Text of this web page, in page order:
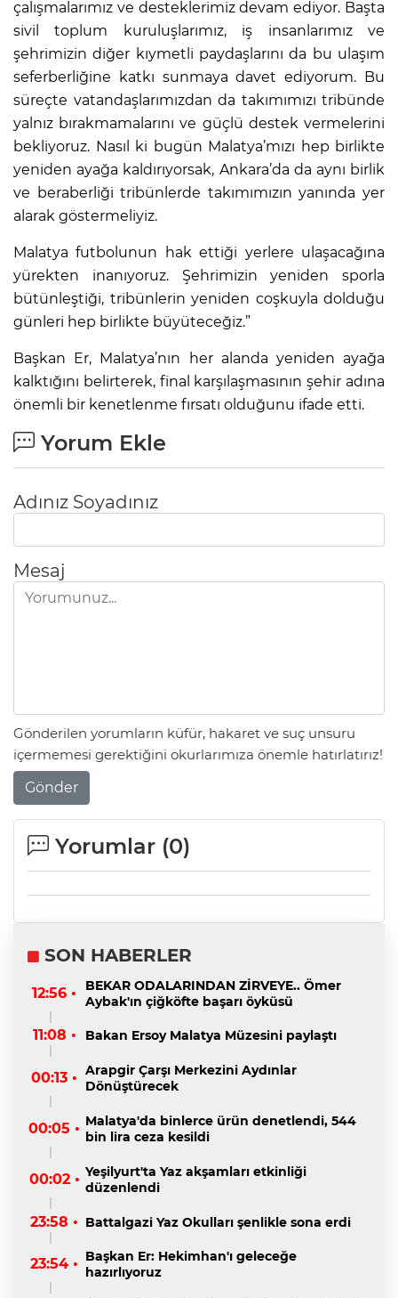
çalışmalarımız ve desteklerimiz devam ediyor. Başta
sivil toplum kuruluşlarımız, iş insanlarımız ve
şehrimizin diğer kıymetli paydaşlarını da bu ulaşım
seferberliğine katkı sunmaya davet ediyorum. Bu
süreçte vatandaşlarımızdan da takımımızı tribünde
yalnız bırakmamalarını ve güçlü destek vermelerini
bekliyoruz. Nasıl ki bugün Malatya’mızı hep birlikte
yeniden ayağa kaldırıyorsak, Ankara’da da aynı birlik
ve beraberliği tribünlerde takımımızın yanında yer
alarak göstermeliyiz.
Malatya futbolunun hak ettiği yerlere ulaşacağına
yürekten inanıyoruz. Şehrimizin yeniden sporla
bütünleştiği, tribünlerin yeniden coşkuyla dolduğu
günleri hep birlikte büyüteceğiz.”
Başkan Er, Malatya’nın her alanda yeniden ayağa
kalktığını belirterek, final karşılaşmasının şehir adına
önemli bir kenetlenme fırsatı olduğunu ifade etti.
Yorum Ekle
Adınız Soyadınız
Mesaj
Gönderilen yorumların küfür, hakaret ve suç unsuru
içermemesi gerektiğini okurlarımıza önemle hatırlatırız!
Gönder
Yorumlar (0)
SON HABERLER
12:56 •
BEKAR ODALARINDAN ZİRVEYE.. Ömer
Aybak'ın çiğköfte başarı öyküsü
11:08 • Bakan Ersoy Malatya Müzesini paylaştı
00:13 • Arapgir Çarşı Merkezini Aydınlar
Dönüştürecek
00:05 • Malatya'da binlerce ürün denetlendi, 544
bin lira ceza kesildi
00:02 • Yeşilyurt'ta Yaz akşamları etkinliği
düzenlendi
23:58 • Battalgazi Yaz Okulları şenlikle sona erdi
23:54 • Başkan Er: Hekimhan'ı geleceğe
hazırlıyoruz